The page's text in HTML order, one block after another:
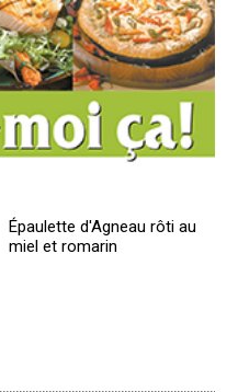
Épaulette d'Agneau rôti au
miel et romarin